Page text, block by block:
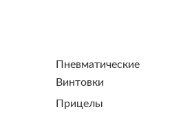
Пневматические
Винтовки
Прицелы